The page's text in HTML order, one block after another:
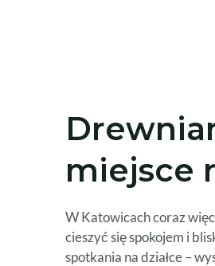
miejsce
W Katowicach coraz
cieszyć się spokojem i
spotkania na działce –